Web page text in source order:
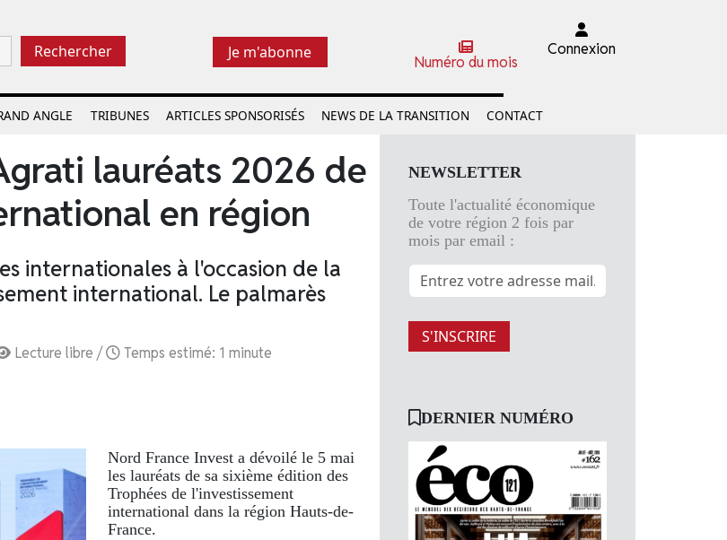
Rechercher Je m'abonne
Numéro du mois
Connexion
ANGLE TRIBUNES ARTICLES SPONSORISÉS NEWS DE LA TRANSITION CONTACT
lauréats 2026 de
en région
internationales à l'occasion de la
international. Le palmarès
Lecture libre / Temps estimé: 1 minute
Nord France Invest a dévoilé le 5 mai
les lauréats de sa sixième édition des
Trophées de l'investissement
international dans la région Hauts-de-
France.
NEWSLETTER
Toute l'actualité économique
de votre région 2 fois par
mois par email :
S'INSCRIRE
DERNIER NUMÉRO